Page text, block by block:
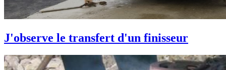
J'observe le transfert d'un finisseur